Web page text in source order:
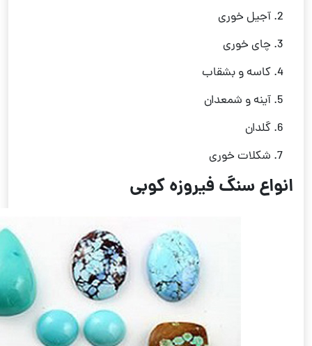
آجیل خوری
چای خوری
کاسه و بشقاب
آینه و شمعدان
گلدان
شکلات خوری
انواع سنگ فیروزه کوبی